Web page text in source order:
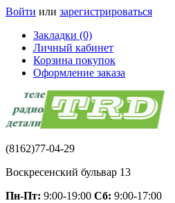
Войти или зарегистрироваться
Закладки (0)
Личный кабинет
Корзина покупок
Оформление заказа
(8162)77-04-29
Воскресенский бульвар 13
Пн-Пт: 9:00-19:00 Сб: 9:00-17:00